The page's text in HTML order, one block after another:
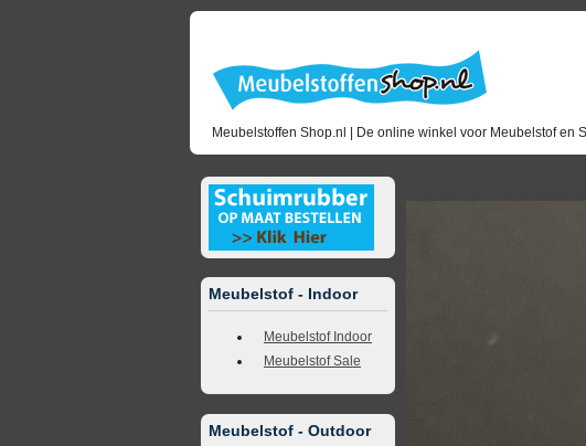
Meubelstoffen Shop.nl | De online winkel voor Meubelstof en
Meubelstof - Indoor
Meubelstof Indoor
Meubelstof Sale
Meubelstof - Outdoor